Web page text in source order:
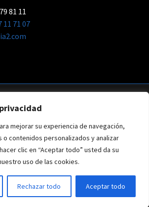
mejorar su experiencia de navegación,
o contenidos personalizados y analizar
clic en “Aceptar todo” usted da su
uso de las cookies.
Rechazar todo Aceptar todo
81 11
11 71 07
Privacidad
Política de Cookies
Web: Branding Creative
Todos los derechos reservados - Aluminia2